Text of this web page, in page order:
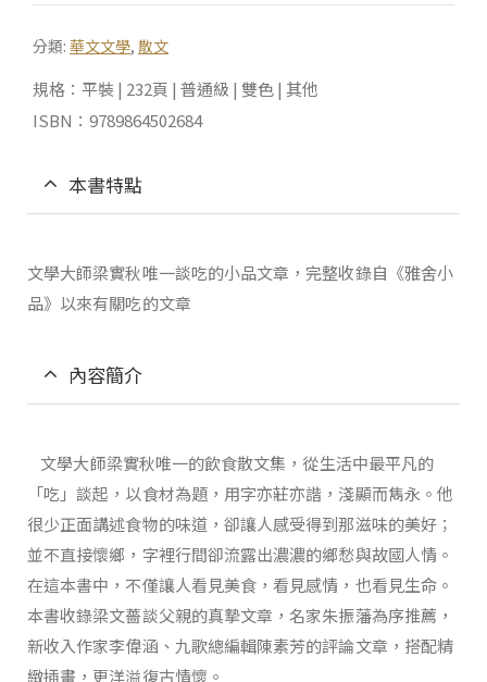
分類: 華文文學, 散文
規格：平裝 | 232頁 | 普通級 | 雙色 | 其他
ISBN：9789864502684
本書特點
文學大師梁實秋唯一談吃的小品文章，完整收錄自《雅舍小
品》以來有關吃的文章
內容簡介
文學大師梁實秋唯一的飲食散文集，從生活中最平凡的
「吃」談起，以食材為題，用字亦莊亦諧，淺顯而雋永。他
很少正面講述食物的味道，卻讓人感受得到那滋味的美好；
並不直接懷鄉，字裡行間卻流露出濃濃的鄉愁與故國人情。
在這本書中，不僅讓人看見美食，看見感情，也看見生命。
本書收錄梁文薔談父親的真摯文章，名家朱振藩為序推薦，
新收入作家李偉涵、九歌總編輯陳素芳的評論文章，搭配精
緻插畫，更洋溢復古情懷。